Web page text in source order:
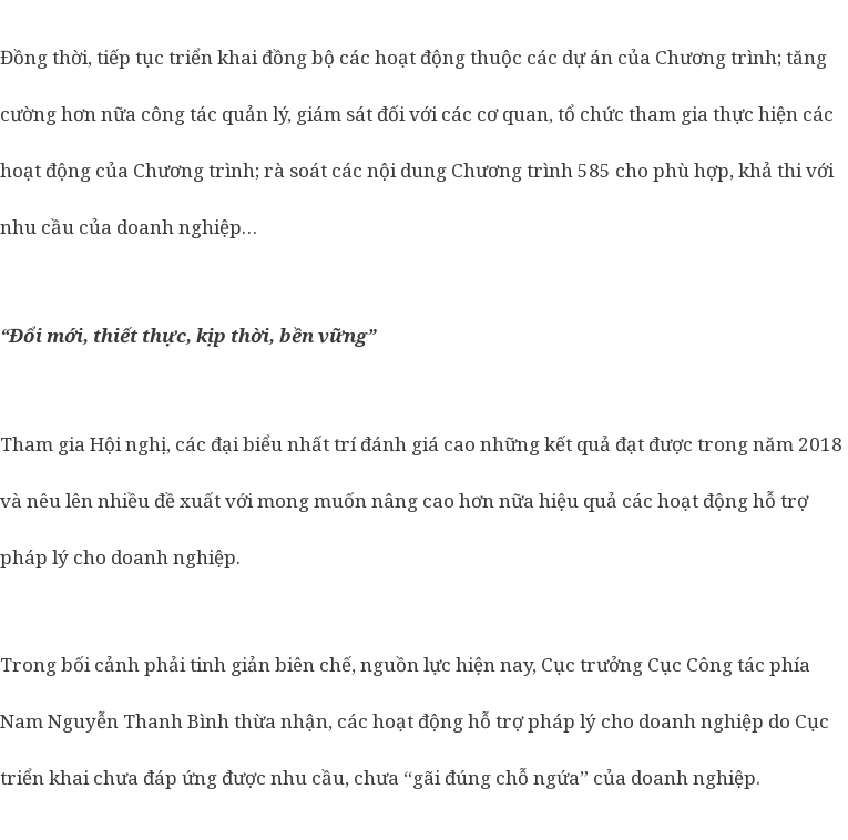
Đồng thời, tiếp tục triển khai đồng bộ các hoạt động thuộc các dự án của Chương trình; tăng
cường hơn nữa công tác quản lý, giám sát đối với các cơ quan, tổ chức tham gia thực hiện các
hoạt động của Chương trình; rà soát các nội dung Chương trình 585 cho phù hợp, khả thi với
nhu cầu của doanh nghiệp…
“Đổi mới, thiết thực, kịp thời, bền vững”
Tham gia Hội nghị, các đại biểu nhất trí đánh giá cao những kết quả đạt được trong năm 2018
và nêu lên nhiều đề xuất với mong muốn nâng cao hơn nữa hiệu quả các hoạt động hỗ trợ
pháp lý cho doanh nghiệp.
Trong bối cảnh phải tinh giản biên chế, nguồn lực hiện nay, Cục trưởng Cục Công tác phía
Nam Nguyễn Thanh Bình thừa nhận, các hoạt động hỗ trợ pháp lý cho doanh nghiệp do Cục
triển khai chưa đáp ứng được nhu cầu, chưa “gãi đúng chỗ ngứa” của doanh nghiệp.